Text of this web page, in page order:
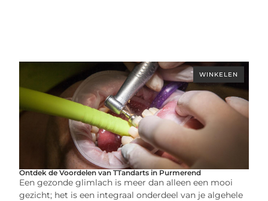
WINKELEN
Ontdek de Voordelen van TTandarts in Purmerend
Een gezonde glimlach is meer dan alleen een mooi
gezicht; het is een integraal onderdeel van je algehele